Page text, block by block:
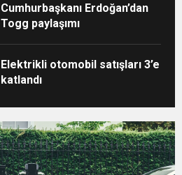
Cumhurbaşkanı Erdoğan’dan
Togg paylaşımı
Elektrikli otomobil satışları 3’e
katlandı